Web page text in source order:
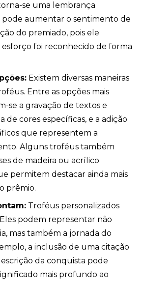
se uma lembrança
pode aumentar o sentimento de
do premiado, pois ele
foi reconhecido de forma
Existem diversas maneiras
Entre as opções mais
se a gravação de textos e
de cores específicas, e a adição
que representem a
Alguns troféus também
de madeira ou acrílico
permitem destacar ainda mais
prêmio.
Troféus personalizados
podem representar não
mas também a jornada do
a inclusão de uma citação
da conquista pode
mais profundo ao